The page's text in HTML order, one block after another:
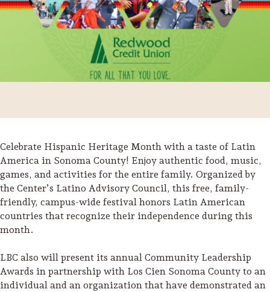
Trip Itineraries
Activities
Celebrate Hispanic Heritage Month with a taste of Latin
America in Sonoma County! Enjoy authentic food, music,
games, and activities for the entire family. Organized by
the Center’s Latino Advisory Council, this free, family-
friendly, campus-wide festival honors Latin American
countries that recognize their independence during this
month.
LBC also will present its annual Community Leadership
Awards in partnership with Los Cien Sonoma County to an
individual and an organization that have demonstrated an